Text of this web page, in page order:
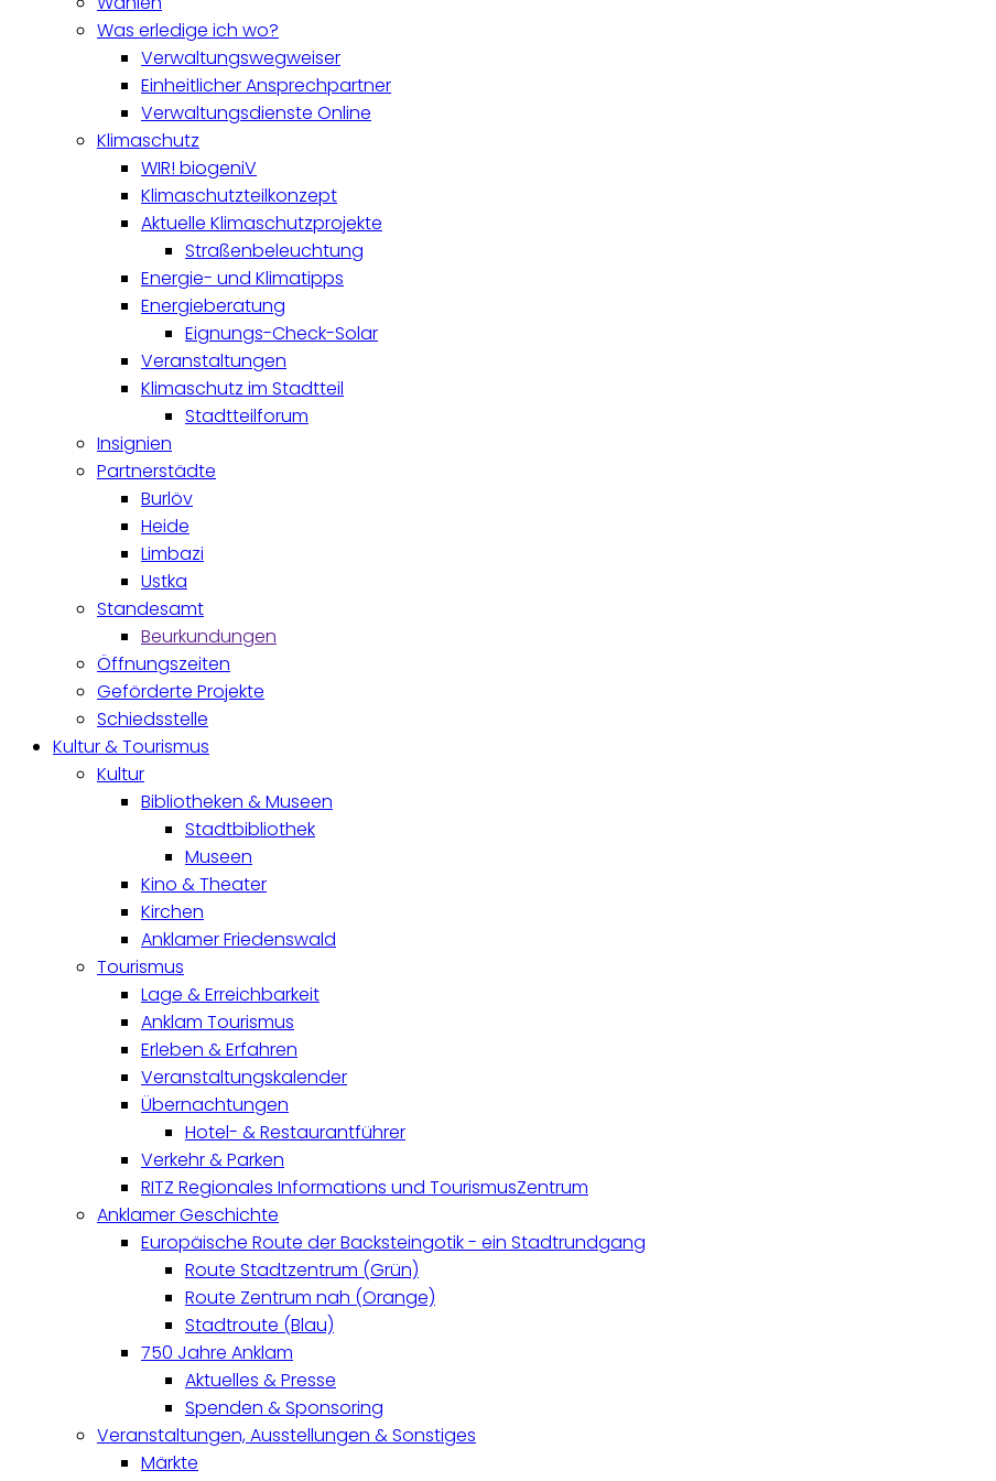
Was erledige ich wo?
Verwaltungswegweiser
Einheitlicher Ansprechpartner
Verwaltungsdienste Online
Klimaschutz
WIR! biogeniV
Klimaschutzteilkonzept
Aktuelle Klimaschutzprojekte
Straßenbeleuchtung
Energie- und Klimatipps
Energieberatung
Eignungs-Check-Solar
Veranstaltungen
Klimaschutz im Stadtteil
Stadtteilforum
Insignien
Partnerstädte
Burlöv
Heide
Limbazi
Ustka
Standesamt
Beurkundungen
Öffnungszeiten
Geförderte Projekte
Schiedsstelle
Kultur & Tourismus
Kultur
Bibliotheken & Museen
Stadtbibliothek
Museen
Kino & Theater
Kirchen
Anklamer Friedenswald
Tourismus
Lage & Erreichbarkeit
Anklam Tourismus
Erleben & Erfahren
Veranstaltungskalender
Übernachtungen
Hotel- & Restaurantführer
Verkehr & Parken
RITZ Regionales Informations und TourismusZentrum
Anklamer Geschichte
Europäische Route der Backsteingotik - ein Stadtrundgang
Route Stadtzentrum (Grün)
Route Zentrum nah (Orange)
Stadtroute (Blau)
750 Jahre Anklam
Aktuelles & Presse
Spenden & Sponsoring
Veranstaltungen, Ausstellungen & Sonstiges
Märkte